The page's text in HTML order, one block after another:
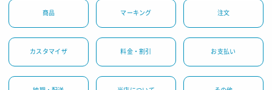
商品 マーキング 注文
カスタマイザ 料金・割引 お支払い